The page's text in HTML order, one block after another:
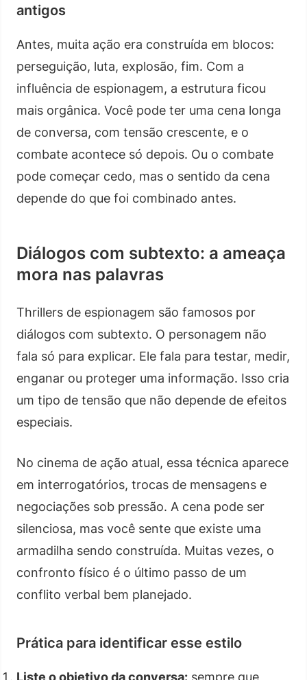
antigos
Antes, muita ação era construída em blocos:
perseguição, luta, explosão, fim. Com a
influência de espionagem, a estrutura ficou
mais orgânica. Você pode ter uma cena longa
de conversa, com tensão crescente, e o
combate acontece só depois. Ou o combate
pode começar cedo, mas o sentido da cena
depende do que foi combinado antes.
Diálogos com subtexto: a ameaça
mora nas palavras
Thrillers de espionagem são famosos por
diálogos com subtexto. O personagem não
fala só para explicar. Ele fala para testar, medir,
enganar ou proteger uma informação. Isso cria
um tipo de tensão que não depende de efeitos
especiais.
No cinema de ação atual, essa técnica aparece
em interrogatórios, trocas de mensagens e
negociações sob pressão. A cena pode ser
silenciosa, mas você sente que existe uma
armadilha sendo construída. Muitas vezes, o
confronto físico é o último passo de um
conflito verbal bem planejado.
Prática para identificar esse estilo
Liste o objetivo da conversa: sempre que